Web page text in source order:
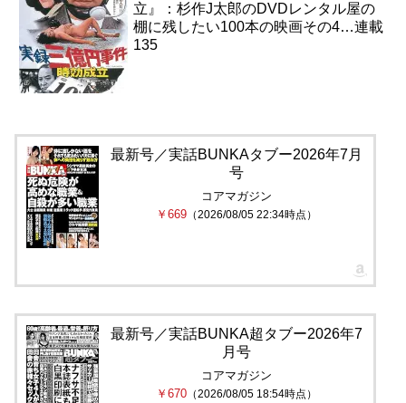
立』：杉作J太郎のDVDレンタル屋の
棚に残したい100本の映画その4…連載
135
最新号／実話BUNKAタブー2026年7月
号
コアマガジン
￥669 （2026/08/05 22:34時点）
最新号／実話BUNKA超タブー2026年7
月号
コアマガジン
￥670 （2026/08/05 18:54時点）